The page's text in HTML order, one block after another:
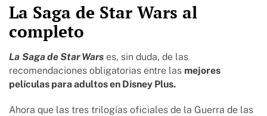
La Saga de Star Wars al
completo
La Saga de Star Wars es, sin duda, de las
recomendaciones obligatorias entre las mejores
películas para adultos en Disney Plus.
Ahora que las tres trilogías oficiales de la Guerra de las